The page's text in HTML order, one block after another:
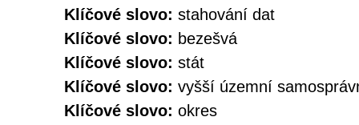
Klíčové slovo: stahování dat
Klíčové slovo: bezešvá
Klíčové slovo: stát
Klíčové slovo: vyšší územní
Klíčové slovo: okres